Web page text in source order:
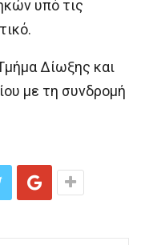
υπό τις
Δίωξης και
με τη συνδρομή